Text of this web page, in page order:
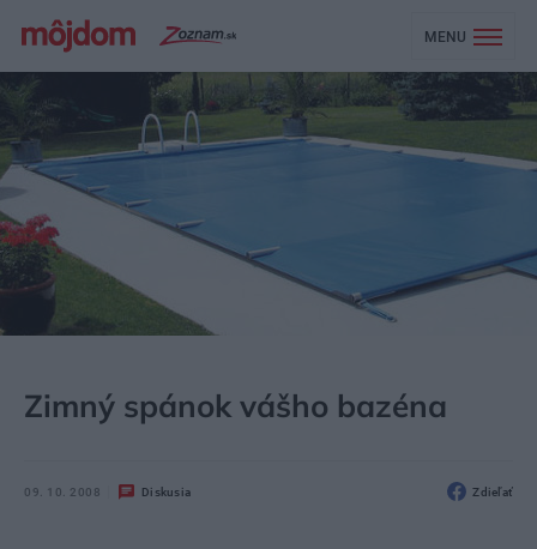
MENU
Zimný spánok vášho bazéna
09. 10. 2008 Diskusia Zdieľať